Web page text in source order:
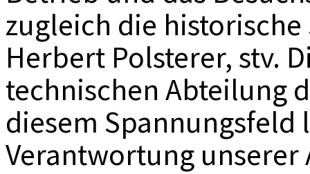
zugleich die historische
Herbert Polsterer, stv.
technischen Abteilung
diesem
Verantwortung unserer